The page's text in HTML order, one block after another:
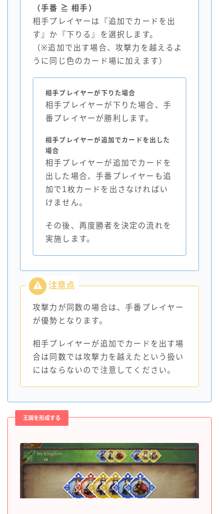
（手番 ≧ 相手）
相手プレイヤーは『追加でカードを出
す』か『下りる』を選択します。
（※追加で出す場合、攻撃力を越えるよ
うに同じ色のカード場に加えます）
相手プレイヤーが下りた場合
相手プレイヤーが下りた場合、手
番プレイヤーが勝利します。
相手プレイヤーが追加でカードを出した
場合
相手プレイヤーが追加でカードを
出した場合、手番プレイヤーも追
加で1枚カードを出さなければい
けません。
その後、再度勝者を決定の流れを
実施します。
攻撃力が同数の場合は、手番プレイヤー
が優勢となります。
相手プレイヤーが追加でカードを出す場
合は同数では攻撃力を越えたという扱い
にはならないので注意してください。
王国を形成する